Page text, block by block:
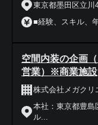
東京都墨田区立川
■経験、スキル、
空間内装の企画
営業）※商業施設
株式会社メガクリ
本社：東京都豊
ル...